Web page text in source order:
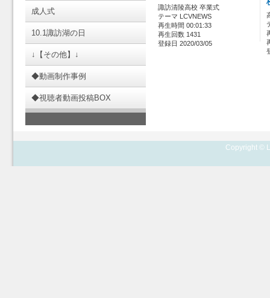
成人式
10.1諏訪湖の日
↓【その他】↓
◆動画制作事例
◆視聴者動画投稿BOX
諏訪清陵高校 卒業式
テーマ LCVNEWS
再生時間 00:01:33
再生回数 1431
登録日 2020/03/05
Copyright ©